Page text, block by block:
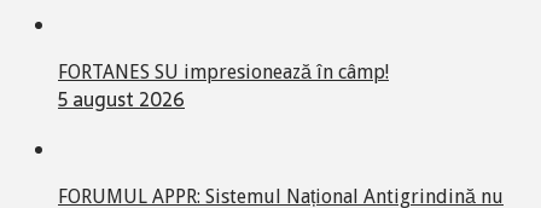
FORTANES SU impresionează în câmp!
5 august 2026
FORUMUL APPR: Sistemul Național Antigrindină nu